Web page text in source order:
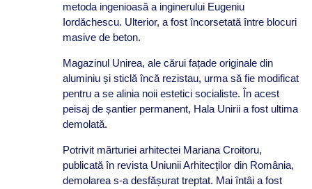
metoda ingenioasă a inginerului Eugeniu
Iordăchescu. Ulterior, a fost încorsetată între blocuri
masive de beton.
Magazinul Unirea, ale cărui fațade originale din
aluminiu și sticlă încă rezistau, urma să fie modificat
pentru a se alinia noii estetici socialiste. În acest
peisaj de șantier permanent, Hala Unirii a fost ultima
demolată.
Potrivit mărturiei arhitectei Mariana Croitoru,
publicată în revista Uniunii Arhitecților din România,
demolarea s-a desfășurat treptat. Mai întâi a fost